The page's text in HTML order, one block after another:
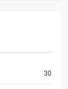
30